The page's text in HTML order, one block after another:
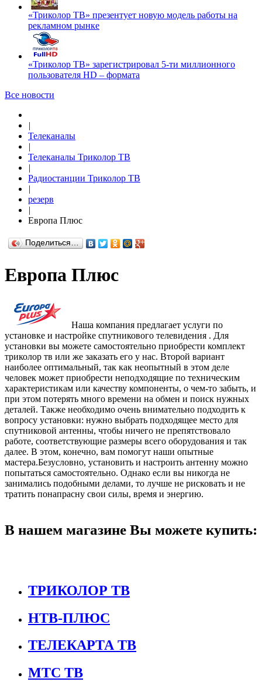
«Триколор ТВ» презентует новую модель работы на
рекламном рынке
«Триколор ТВ» зарегистрировал 5-ти миллионного
пользователя HD – формата
Все новости
|
Телеканалы
|
Телеканалы Триколор ТВ
|
Радиостанции Триколор ТВ
|
резерв
|
Европа Плюс
Поделиться…
Европа Плюс
Наша компания предлагает услуги по
установке и настройке спутникового телевидения . Для
установки вы можете самостоятельно приобрести комплект
триколор тв или же заказать его у нас. Второй вариант
наиболее оптимальный, так как неопытный в этом деле
человек может приобрести неподходящие по техническим
характеристикам или качеству компоненты, о чем-то забыть, и
при этом потерять много времени на обмен и поиск нужных
деталей. Также необходимо очень внимательно подходить к
вопросу установки: нужно выбрать подходящее место для
спутниковой антенны, чтобы ничего не препятствовало
работе, соответствующие размеры всего оборудования и так
далее. В этом, конечно, вам помогут наши опытные
мастера.Безусловно, установить и настроить антенну можно
попытаться самостоятельно. Однако если вы никогда не
занимались подобными делами, то лучше не рисковать и не
тратить понапрасну свои силы, время и энергию.
В нашем магазине Вы можете купить:
ТРИКОЛОР ТВ
НТВ-ПЛЮС
ТЕЛЕКАРТА ТВ
МТС ТВ